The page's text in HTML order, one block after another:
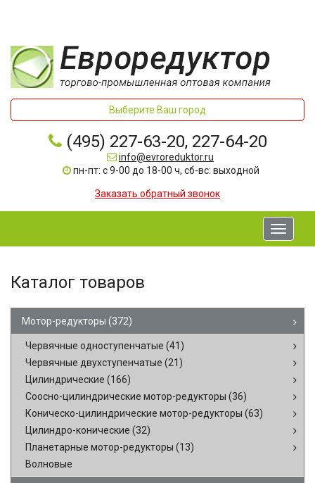
Выберите Ваш город
(495) 227-63-20, 227-64-20
info@evroreduktor.ru
пн-пт: с 9-00 до 18-00 ч, сб-вс: выходной
Заказать обратный звонок
Toggle
Каталог товаров
Мотор-редукторы (372)
Червячные одноступенчатые (41)
Червячные двухступенчатые (21)
Цилиндрические (166)
Соосно-цилиндрические мотор-редукторы (36)
Коническо-цилиндрические мотор-редукторы (63)
Цилиндро-конические (32)
Планетарные мотор-редукторы (13)
Волновые